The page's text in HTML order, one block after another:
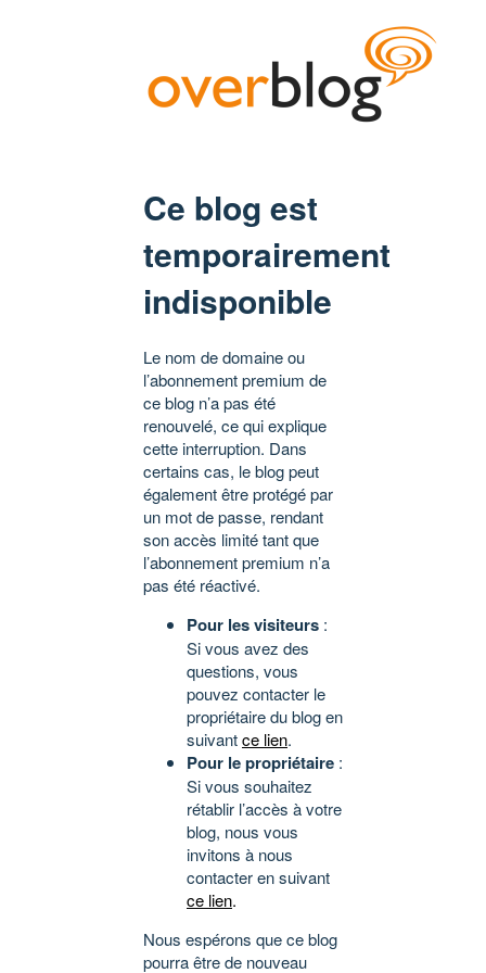
Ce blog est
temporairement
indisponible
Le nom de domaine ou
l’abonnement premium de
ce blog n’a pas été
renouvelé, ce qui explique
cette interruption. Dans
certains cas, le blog peut
également être protégé par
un mot de passe, rendant
son accès limité tant que
l’abonnement premium n’a
pas été réactivé.
Pour les visiteurs :
Si vous avez des
questions, vous
pouvez contacter le
propriétaire du blog en
suivantce lien.
Pour le propriétaire :
Si vous souhaitez
rétablir l’accès à votre
blog, nous vous
invitons à nous
contacter en suivant
ce lien.
Nous espérons que ce blog
pourra être de nouveau